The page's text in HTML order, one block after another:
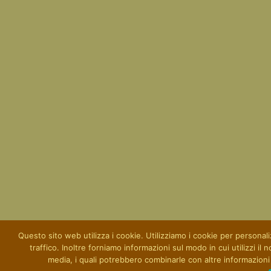
Questo sito web utilizza i cookie. Utilizziamo i cookie per
traffico. Inoltre forniamo informazioni sul modo in cui utilizzi il
media, i quali potrebbero combinarle con altre